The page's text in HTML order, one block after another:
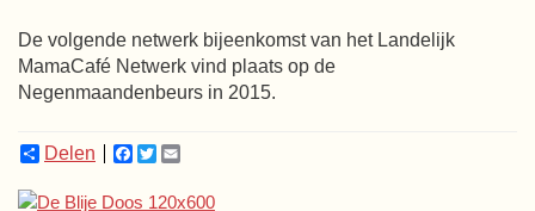
De volgende netwerk bijeenkomst van het Landelijk
MamaCafé Netwerk vind plaats op de
Negenmaandenbeurs in 2015.
Delen Facebook
Twitter